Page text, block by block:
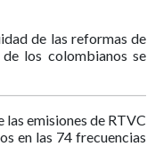
de las reformas de
los colombianos se
las emisiones de RTVC
en las 74 frecuencias